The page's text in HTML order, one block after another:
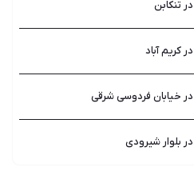
تنکابن
کریم آباد
در خیابان فردوسی شرقی
بلوار شیرودی